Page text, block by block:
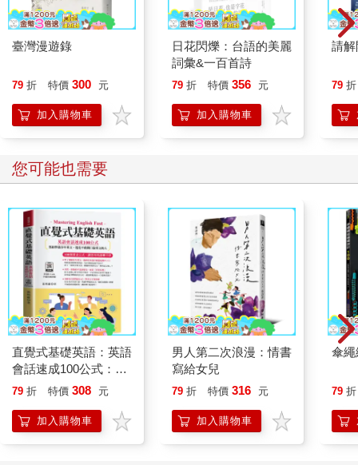
臺灣漫遊錄
79 折 特價 300 元
加入購物車
日花閃爍：台語的美麗
詞彙&一百首詩
79 折 特價 356 元
加入購物車
請解
79 折
您可能也需要
直覺式基礎英語：英語
會話速成100公式：
100個黃金公式，讓您
QR Code音檔）
79 折 特價 308 元
加入購物車
男人第二次浪漫：情書
寫給女兒
79 折 特價 316 元
加入購物車
傘繩
79 折